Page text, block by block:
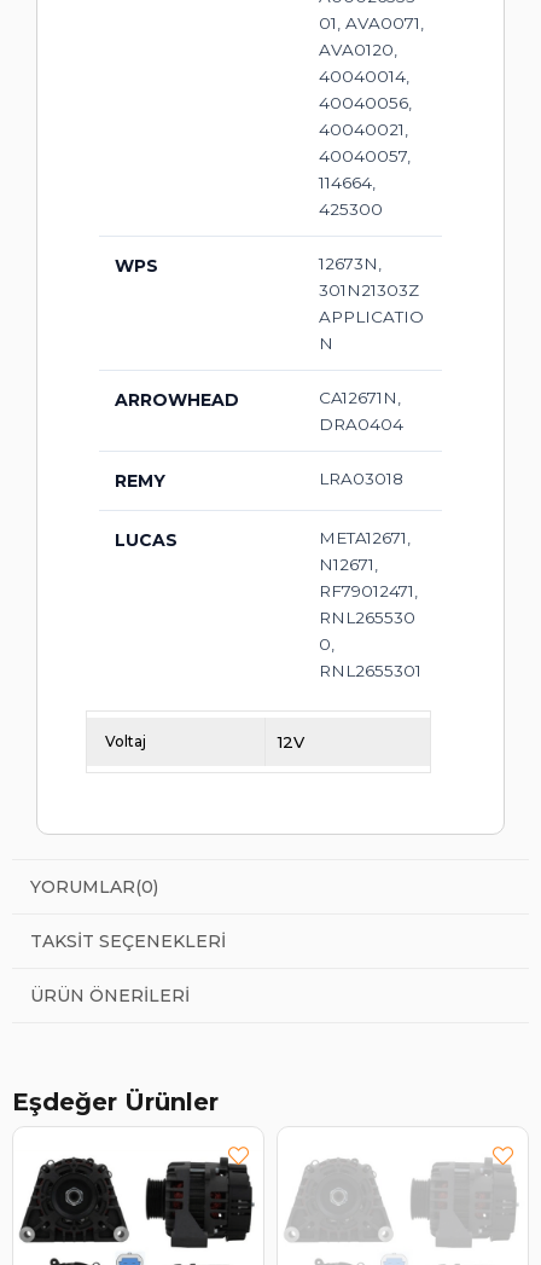
01, AVA0071,
AVA0120,
40040014,
40040056,
40040021,
40040057,
114664,
425300
WPS
12673N,
301N21303Z
APPLICATIO
N
ARROWHEAD
CA12671N,
DRA0404
REMY LRA03018
LUCAS
META12671,
N12671,
RF79012471,
RNL265530
0,
RNL2655301
Voltaj 12V
YORUMLAR(0)
TAKSIT SEÇENEKLERI
ÜRÜN ÖNERILERI
Eşdeğer Ürünler